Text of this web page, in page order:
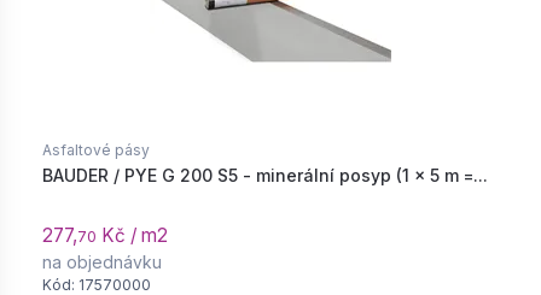
Asfaltové pásy
BAUDER / PYE G 200 S5 - minerální posyp (1 × 5 m =...
277,70 Kč / m2
na objednávku
Kód: 17570000